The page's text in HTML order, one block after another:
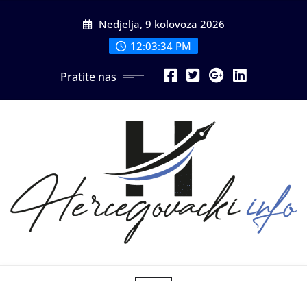
Nedjelja, 9 kolovoza 2026
12:03:36 PM
Pratite nas